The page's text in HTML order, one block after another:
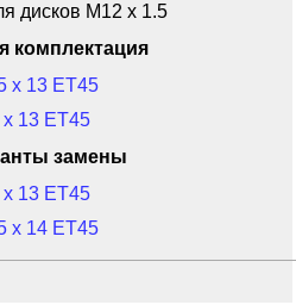
дисков M12 x 1.5
комплектация
x 13 ET45
x 13 ET45
замены
x 13 ET45
x 14 ET45